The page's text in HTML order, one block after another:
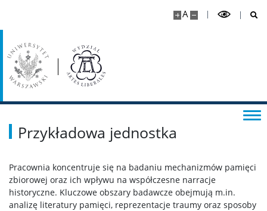
A
Studia I stopnia
Studia II stopnia
Dyżury wykładowców
Przykładowa jednostka
Pracownia koncentruje się na badaniu mechanizmów pamięci
zbiorowej oraz ich wpływu na współczesne narracje
historyczne. Kluczowe obszary badawcze obejmują m.in.
analizę literatury pamięci, reprezentacje traumy oraz sposoby